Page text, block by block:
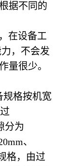
据不同的
在设备工
，不会发
量很少。
规格按机宽
分为
、
格，由过